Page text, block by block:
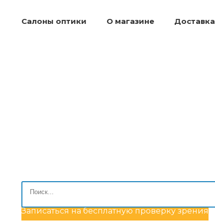
Салоны оптики О магазине Доставка
Записаться на бесплатную проверку зрения